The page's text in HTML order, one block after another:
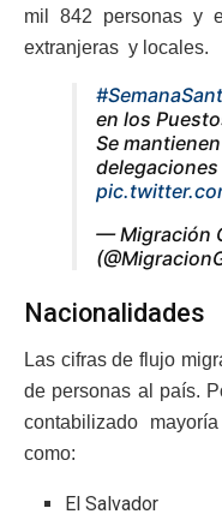
mil 842 personas y
extranjeras y locales.
en los
Se
— Migración
Nacionalidades
Las cifras de flujo
de personas al país.
contabilizado
como:
El Salvador